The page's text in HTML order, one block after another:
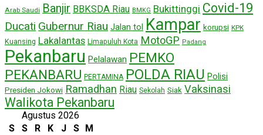
Arab Saudi Banjir BBKSDA Riau BMKG Bukittinggi Covid-19
Ducati Gubernur Riau Jalan tol Kampar korupsi KPK
Kuansing Lakalantas Limapuluh Kota MotoGP Padang
Pekanbaru Pelalawan PEMKO
PEKANBARU PERTAMINA POLDA RIAU Polisi
Presiden Jokowi Ramadhan Riau Sekolah Siak Vaksinasi
Walikota Pekanbaru
Agustus 2026
S
S R K J S M